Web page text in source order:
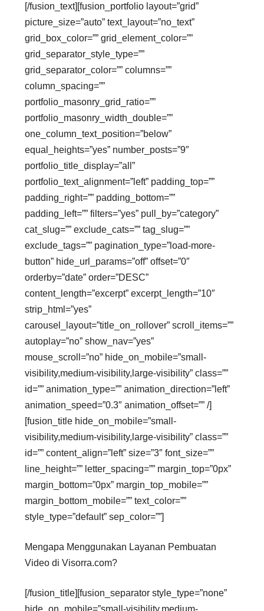
[/fusion_text][fusion_portfolio layout=”grid”
picture_size=”auto” text_layout=”no_text”
grid_box_color=”” grid_element_color=””
grid_separator_style_type=””
grid_separator_color=”” columns=””
column_spacing=””
portfolio_masonry_grid_ratio=””
portfolio_masonry_width_double=””
one_column_text_position=”below”
equal_heights=”yes” number_posts=”9″
portfolio_title_display=”all”
portfolio_text_alignment=”left” padding_top=””
padding_right=”” padding_bottom=””
padding_left=”” filters=”yes” pull_by=”category”
cat_slug=”” exclude_cats=”” tag_slug=””
exclude_tags=”” pagination_type=”load-more-
button” hide_url_params=”off” offset=”0″
orderby=”date” order=”DESC”
content_length=”excerpt” excerpt_length=”10″
strip_html=”yes”
carousel_layout=”title_on_rollover” scroll_items=””
autoplay=”no” show_nav=”yes”
mouse_scroll=”no” hide_on_mobile=”small-
visibility,medium-visibility,large-visibility” class=””
id=”” animation_type=”” animation_direction=”left”
animation_speed=”0.3″ animation_offset=”” /]
[fusion_title hide_on_mobile=”small-
visibility,medium-visibility,large-visibility” class=””
id=”” content_align=”left” size=”3″ font_size=””
line_height=”” letter_spacing=”” margin_top=”0px”
margin_bottom=”0px” margin_top_mobile=””
margin_bottom_mobile=”” text_color=””
style_type=”default” sep_color=””]
Mengapa Menggunakan Layanan Pembuatan
Video di Visorra.com?
[/fusion_title][fusion_separator style_type=”none”
hide_on_mobile=”small-visibility,medium-